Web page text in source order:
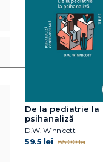
De la pediatrie la
psihanaliză
D.W. Winnicott
59.5 lei 85.00 lei